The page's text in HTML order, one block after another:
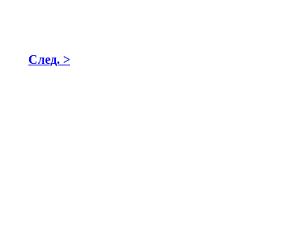
След. >